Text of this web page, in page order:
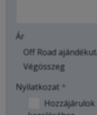
Ár
Off Road
Végösszeg
Nyilatkozat *
Hozzájárulok